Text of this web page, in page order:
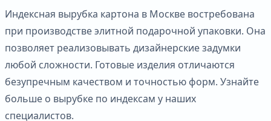
Индексная вырубка картона в Москве востребована
при производстве элитной подарочной упаковки. Она
позволяет реализовывать дизайнерские задумки
любой сложности. Готовые изделия отличаются
безупречным качеством и точностью форм. Узнайте
больше о вырубке по индексам у наших
специалистов.